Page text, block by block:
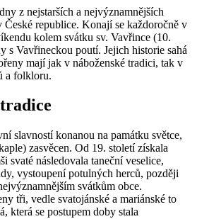
z nejstarších a nejvýznamnějších
České republice. Konají se každoročně v
kolem svátku sv. Vavřince (10.
s Vavřineckou poutí. Jejich historie sahá
mají jak v náboženské tradici, tak v
a folkloru.
slavností konanou na památku světce,
zasvěcen. Od 19. století získala
svaté následovala taneční veselice,
vystoupení potulných herců, později
svátkům obce.
tři, vedle svatojánské a mariánské to
která se postupem doby stala